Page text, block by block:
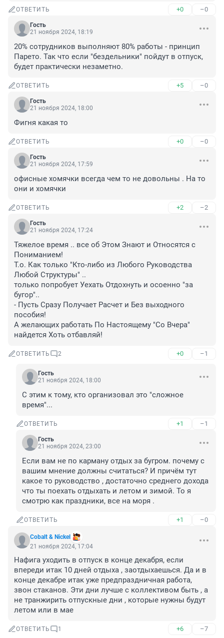
ОТВЕТИТЬ +0 –0
Гость
21 ноября 2024, 18:19
20% сотрудников выполняют 80% работы - принцип
Парето. Так что если "бездельники" пойдут в отпуск,
будет практически незаметно.
ОТВЕТИТЬ +5 –0
Гость
21 ноября 2024, 18:00
Фигня какая то
ОТВЕТИТЬ +0 –0
Гость
21 ноября 2024, 17:59
офисные хомячки всегда чем то не довольны . На то
они и хомячки
ОТВЕТИТЬ +2 –2
Гость
21 ноября 2024, 17:24
Тяжелое время .. все об Этом Знают и Относятся с
Пониманием!
Т.о. Как только "Кто-либо из Любого Руководства
Любой Структуры" ..
только попробует Уехать Отдохнуть и осоенно "за
бугор"..
- Пусть Сразу Получает Расчет и Без выходного
пособия!
А желающих работать По Настоящему "Со Вчера"
найдется Хоть отбавляй!
ОТВЕТИТЬ 2 +0 –1
Гость
21 ноября 2024, 18:00
С этим к тому, кто организовал это "сложное
время"...
ОТВЕТИТЬ +1 –1
Гость
21 ноября 2024, 23:00
Если вам не по карману отдых за бугром. почему с
вашим мнение должны считаться? И причём тут
какое то руководство , достаточно среднего дохода
что ты поехать отдыхать и летом и зимой. То я
смотрю как праздники, все на моря .
ОТВЕТИТЬ +1 –0
Cobalt & Nickel
21 ноября 2024, 17:04
Нафига уходить в отпуск в конце декабря, если
впереди итак 10 дней отдыха , заотдыхаешься. Да и в
конце декабре итак уже предпраздничная работа,
звон стаканов. Эти дни лучше с коллективом быть , а
не транжирить отпускные дни , которые нужны будут
летом или в мае
ОТВЕТИТЬ 1 +6 –7